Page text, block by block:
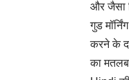
और जैसा
गुड
करने के
का मतलब